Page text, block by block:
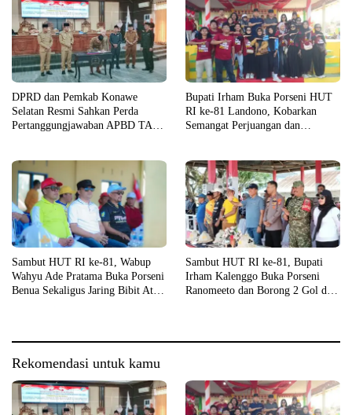
DPRD dan Pemkab Konawe
Selatan Resmi Sahkan Perda
Pertanggungjawaban APBD TA
Bupati Irham Buka Porseni HUT
RI ke-81 Landono, Kobarkan
Semangat Perjuangan dan
Sambut HUT RI ke-81, Wabup
Wahyu Ade Pratama Buka Porseni
Benua Sekaligus Jaring Bibit Atlet
Sambut HUT RI ke-81, Bupati
Irham Kalenggo Buka Porseni
Ranomeeto dan Borong 2 Gol di
Rekomendasi untuk kamu